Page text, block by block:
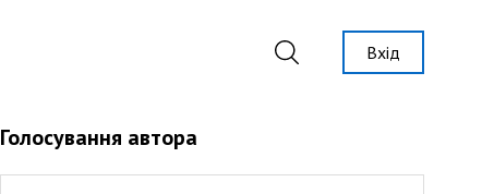
Вхід
Голосування автора